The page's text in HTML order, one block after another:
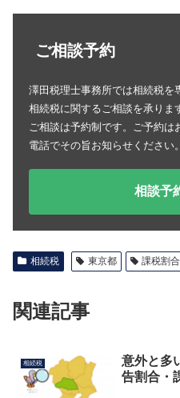
ご相談予約
澤田税理士事務所では相続税を
相続税に関するご相談を承りま
ご相談は予約制です。ご予約は
電話でその旨お知らせください。
相談予
相続税 東京都 課税割合
関連記事
相続税
意外と多
告割合・